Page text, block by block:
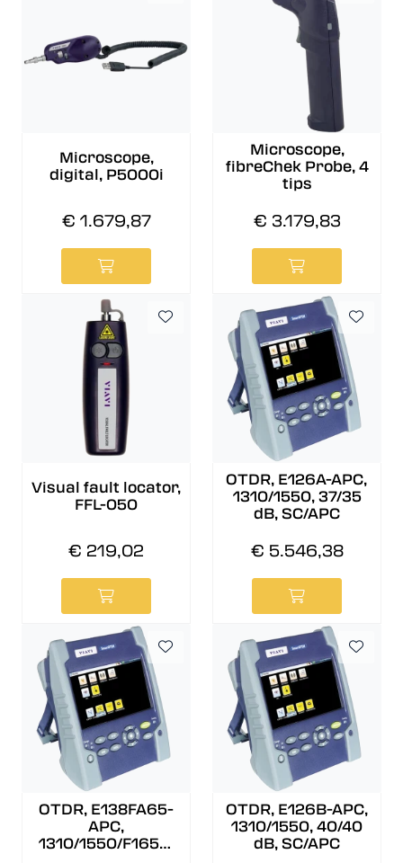
Microscope,
digital, P5000i
€ 1.679,87
Microscope,
fibreChek Probe, 4
tips
€ 3.179,83
Visual fault locator,
FFL-050
€ 219,02
OTDR, E126A-APC,
1310/1550, 37/35
dB, SC/APC
€ 5.546,38
OTDR, E138FA65-
APC,
1310/1550/F1650,
OTDR, E126B-APC,
1310/1550, 40/40
dB, SC/APC